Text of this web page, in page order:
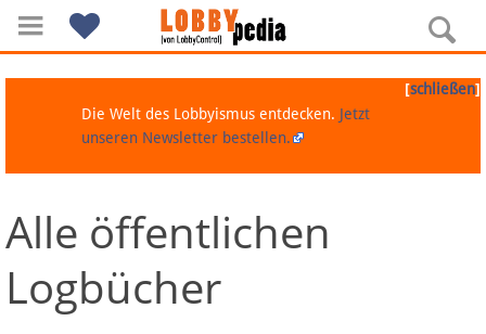
Navigation
Über Lobbypedia
[schließen]
Die Welt des Lobbyismus entdecken. Jetzt
unseren Newsletter bestellen.
Alle öffentlichen
Logbücher